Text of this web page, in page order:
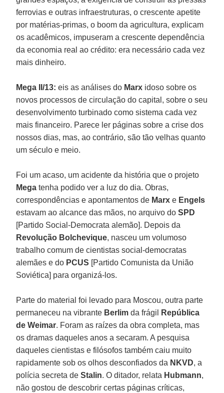
ferrovias e outras infraestruturas, o crescente apetite
por matérias-primas, o boom da agricultura, explicam
os acadêmicos, impuseram a crescente dependência
da economia real ao crédito: era necessário cada vez
mais dinheiro.
Mega II/13:eis as análises do Marx idoso sobre os
novos processos de circulação do capital, sobre o seu
desenvolvimento turbinado como sistema cada vez
mais financeiro. Parece ler páginas sobre a crise dos
nossos dias, mas, ao contrário, são tão velhas quanto
um século e meio.
Foi um acaso, um acidente da história que o projeto
Megatenha podido ver a luz do dia. Obras,
correspondências e apontamentos de Marxe Engels
estavam ao alcance das mãos, no arquivo doSPD
[Partido Social-Democrata alemão]. Depois da
Revolução Bolchevique, nasceu um volumoso
trabalho comum de cientistas social-democratas
alemães e do PCUS [Partido Comunista da União
Soviética] para organizá-los.
Parte do material foi levado para Moscou, outra parte
permaneceu na vibrante Berlimda frágil
República
de Weimar. Foram as raízes da obra completa, mas
os dramas daqueles anos a secaram. A pesquisa
daqueles cientistas e filósofos também caiu muito
rapidamente sob os olhos desconfiados da NKVD, a
polícia secreta deStalin. O ditador, relata Hubmann,
não gostou de descobrir certas páginas críticas,